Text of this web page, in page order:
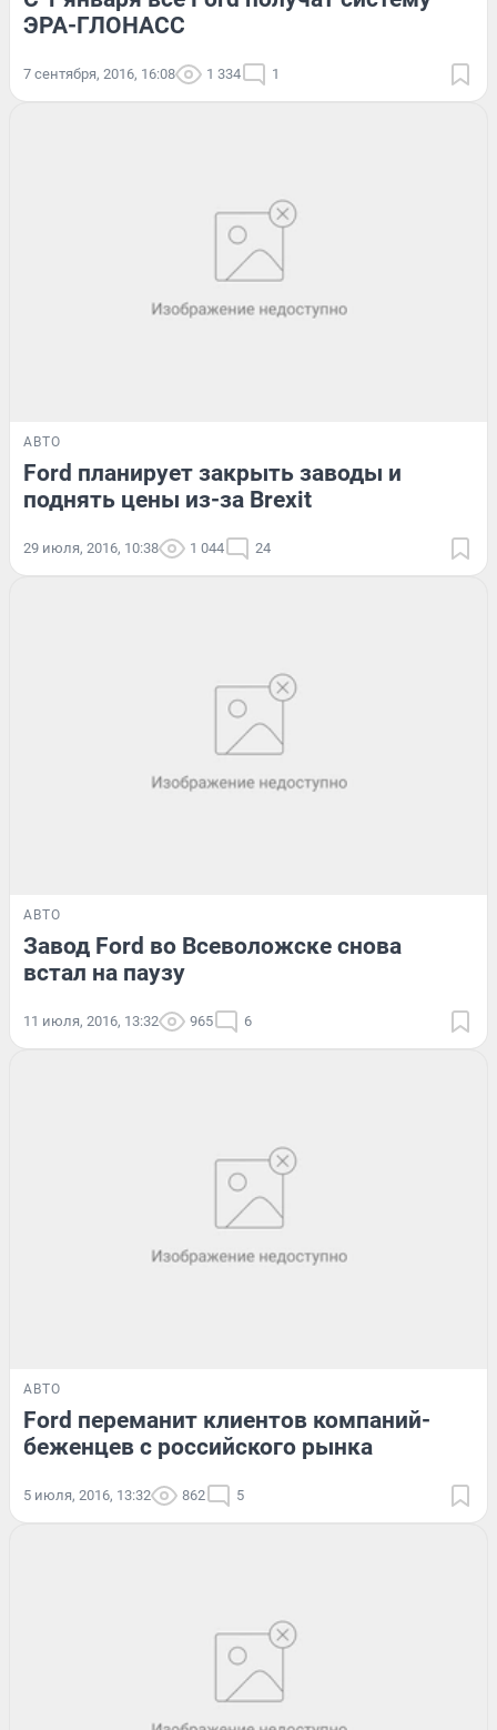
ЭРА-ГЛОНАСС
7 сентября, 2016, 16:08 1 334 1
АВТО
Ford планирует закрыть заводы и
поднять цены из-за Brexit
29 июля, 2016, 10:38 1 044 24
АВТО
Завод Ford во Всеволожске снова
встал на паузу
11 июля, 2016, 13:32 965 6
АВТО
Ford переманит клиентов компаний-
беженцев с российского рынка
5 июля, 2016, 13:32 862 5